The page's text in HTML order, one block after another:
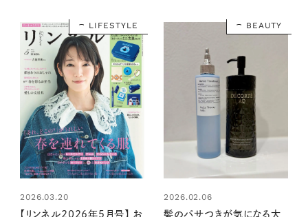
LIFESTYLE
2026.03.20
【リンネル2026年5月号】 お
BEAUTY
2026.02.06
髪のパサつきが気になる大